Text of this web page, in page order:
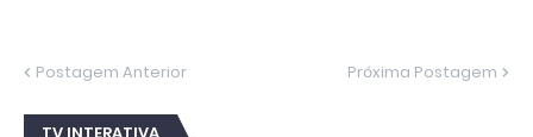
Postagem Anterior Próxima Postagem